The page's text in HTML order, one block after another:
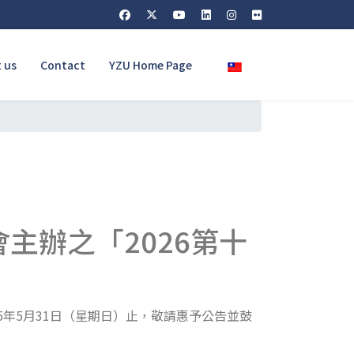
us Contact YZU Home Page Select your language
辦之「2026第十
5月31日（星期日）止，敬請惠予公告並鼓